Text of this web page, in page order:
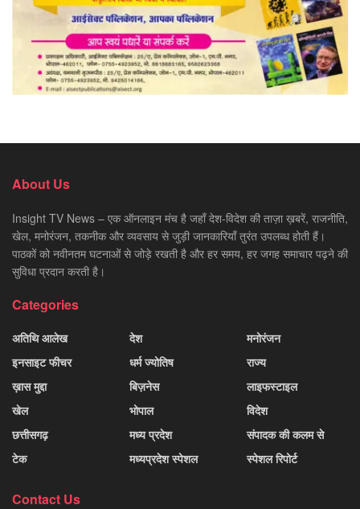
About Us
Insight TV News – एक ऑनलाइन मंच है जहाँ देश-विदेश की ताज़ा ख़बरें, राजनीति,
खेल, मनोरंजन, तकनीक और व्यवसाय से जुड़ी जानकारियाँ तुरंत उपलब्ध होती हैं।
पाठकों को नवीनतम घटनाओं से जोड़े रखती है और हर समय, हर जगह समाचार पढ़ने की
सुविधा प्रदान करती है।
Categories
अतिथि आलेख
इनसाइट फीचर
ख़ास मुद्दा
खेल
छत्तीसगढ़
टेक
देश
धर्म ज्योतिष
बिज़नेस
भोपाल
मध्य प्रदेश
मध्यप्रदेश स्पेशल
मनोरंजन
राज्य
लाइफस्टाइल
विदेश
संपादक की कलम से
स्पेशल रिपोर्ट
Contact Us